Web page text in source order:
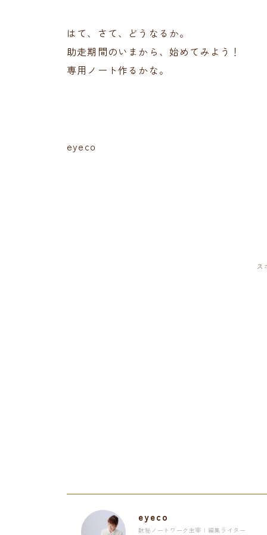
はて、さて、どうなるか。
助走期間のいまから、始めてみよう！
専用ノート作るかな。
eyeco
ス
eyeco
数秘ノートワーク主宰 | 編集ライター